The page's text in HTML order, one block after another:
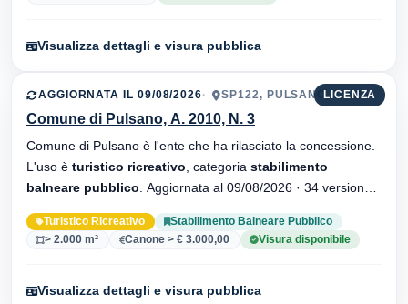
Visualizza dettagli e visura pubblica
LICENZA
AGGIORNATA IL 09/08/2026 SP122, PULSANO, 74026
Comune di Pulsano, A. 2010, N. 3
Comune di Pulsano è l'ente che ha rilasciato la concessione.
L'uso è turistico ricreativo , categoria stabilimento
balneare pubblico
Turistico Ricreativo
Stabilimento Balneare Pubblico
> 2.000 m²
Canone > € 3.000,00 Visura disponibile
Visualizza dettagli e visura pubblica